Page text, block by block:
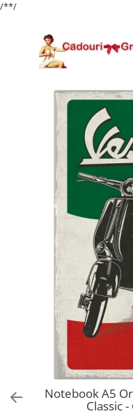
/**/
Notebook A5
Classic